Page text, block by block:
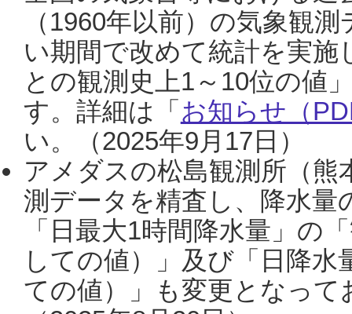
（1960年以前）の気象観
い期間で改めて統計を実
との観測史上1～10位の値
す。詳細は「 お知らせ（
い。（2025年9月17日）
アメダスの松島観測所（熊
測データを精査し、降水
「日最大1時間降水量」の
しての値）」及び「日降
ての値）」も変更となっ